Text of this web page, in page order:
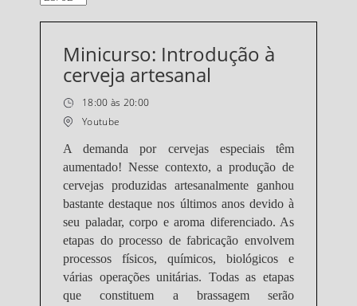
Minicurso: Introdução à
cerveja artesanal
18:00 às 20:00
Youtube
A demanda por cervejas especiais têm
aumentado! Nesse contexto, a produção de
cervejas produzidas artesanalmente ganhou
bastante destaque nos últimos anos devido à
seu paladar, corpo e aroma diferenciado. As
etapas do processo de fabricação envolvem
processos físicos, químicos, biológicos e
várias operações unitárias. Todas as etapas
que constituem a brassagem serão